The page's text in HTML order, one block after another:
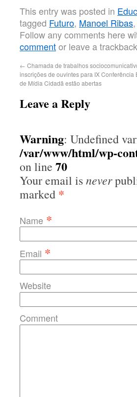
This entry was posted in
tagged Futuro, Manoel Ribas,
Follow any comments here
commentor leave a
← Chamada de trabalhos
inscrições de ouvintes para IX Conferência
de Mídia Cidadã estão abertas
Leave a Reply
Warning: Undefined
/var/www/html/wp-
on line 70
Your email isnever
marked *
Name *
Email *
Website
Comment